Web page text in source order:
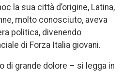
la sua città d’origine, Latina,
molto conosciuto, aveva
politica, divenendo
di Forza Italia giovani.
di grande dolore – si legga in